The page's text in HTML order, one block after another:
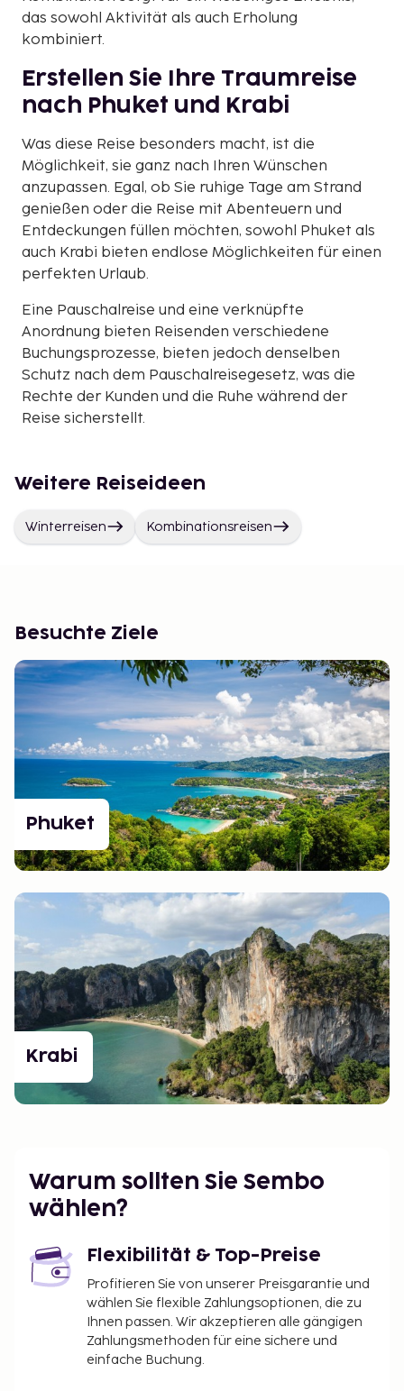
das sowohl Aktivität als auch Erholung
kombiniert.
Erstellen Sie Ihre Traumreise
nach Phuket und Krabi
Was diese Reise besonders macht, ist die
Möglichkeit, sie ganz nach Ihren Wünschen
anzupassen. Egal, ob Sie ruhige Tage am Strand
genießen oder die Reise mit Abenteuern und
Entdeckungen füllen möchten, sowohl Phuket als
auch Krabi bieten endlose Möglichkeiten für einen
perfekten Urlaub.
Eine Pauschalreise und eine verknüpfte
Anordnung bieten Reisenden verschiedene
Buchungsprozesse, bieten jedoch denselben
Schutz nach dem Pauschalreisegesetz, was die
Rechte der Kunden und die Ruhe während der
Reise sicherstellt.
Weitere Reiseideen
Winterreisen Kombinationsreisen
Besuchte Ziele
Phuket
Krabi
Warum sollten Sie Sembo
wählen?
Flexibilität & Top-Preise
Profitieren Sie von unserer Preisgarantie und
wählen Sie flexible Zahlungsoptionen, die zu
Ihnen passen. Wir akzeptieren alle gängigen
Zahlungsmethoden für eine sichere und
einfache Buchung.